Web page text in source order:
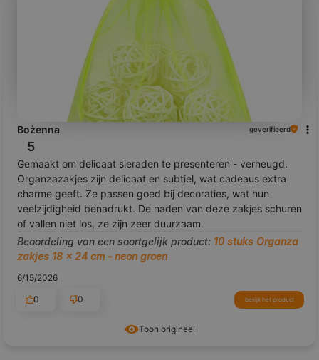
Toon origineel
Bożenna geverifieerd
5
Gemaakt om delicaat sieraden te presenteren - verheugd.
Organzazakjes zijn delicaat en subtiel, wat cadeaus extra
charme geeft. Ze passen goed bij decoraties, wat hun
veelzijdigheid benadrukt. De naden van deze zakjes schuren
of vallen niet los, ze zijn zeer duurzaam.
Beoordeling van een soortgelijk product: 10 stuks Organza
zakjes 18 x 24 cm - neon groen
6/15/2026
0
0 bekijk het product